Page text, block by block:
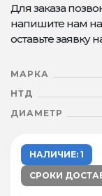
Для заказа
напишите нам
оставьте заявку
МАРКА
НТД
ДИАМЕТР
НАЛИЧИЕ: 1
СРОКИ